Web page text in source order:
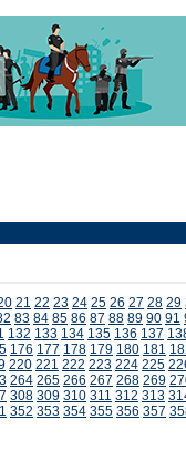
21 22 23 24 25 26 27 28 29
83 84 85 86 87 88 89 90 91
132 133 134 135 136 137
176 177 178 179 180 181
220 221 222 223 224 225
264 265 266 267 268 269
308 309 310 311 312 313
352 353 354 355 356 357